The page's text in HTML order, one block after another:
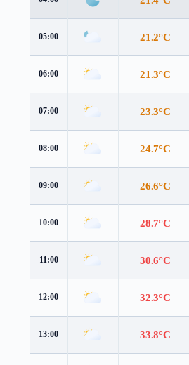
05:00 21.2°C
06:00 21.3°C
07:00 23.3°C
08:00 24.7°C
09:00 26.6°C
10:00 28.7°C
11:00 30.6°C
12:00 32.3°C
13:00 33.8°C